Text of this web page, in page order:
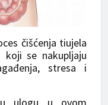
čišćenja tiujela
se nakupljaju
stresa i
ulogu u ovom